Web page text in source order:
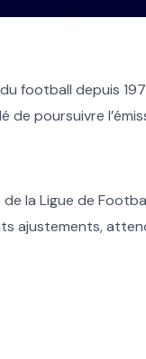
football depuis
de poursuivre
la Ligue de
ajustements,